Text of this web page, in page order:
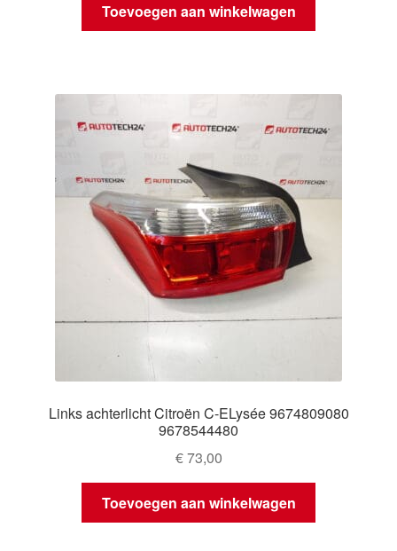
Toevoegen aan winkelwagen
Links achterlicht Citroën C-ELysée 9674809080
9678544480
€73,00
Toevoegen aan winkelwagen